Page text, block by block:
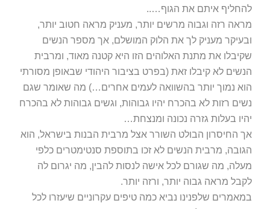
להחליף איתם את הגוף…..
מראה רזה וגבוה מרשים יותר, מעניק מראה חטוב יותר,
ובעיקר מעניק לך את הלוק המושלם, אך מספר הנשים
שקיבלו את מתנת האלוהים הזו היא קטנה מאוד, ומרבית
הנשים לא קיבלו זאת (בפרט בציבור היהודי שבאופן מסורתי
הוא נמוך יותר בהשוואה לעמים אחרים…) מה שאומר שגם
נשים רזות לא בהכרח יהיו גבוהות, וגשים גבוהות לא בהכרח
יהיו בעלות גזרה נכונה ומנצחת…
אך החיסרון הבולט השורר אצל מרבית הבנות בישראל, הוא
הגובה, מרבית הנשים לא זכו בתוספת סנטימטרים כלפי
מעלה, מה שגורם לכל אישה לנסות להבין, מה יגרום לה
לקבל מראה גבוה יותר, ורזה יותר.
במאמרים שלפנינו נביא כמה טיפים עקרוניים שיעזרו לכל